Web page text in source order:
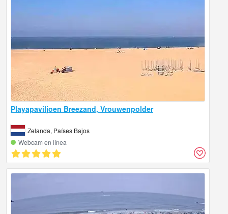
Playapaviljoen Breezand, Vrouwenpolder
Zelanda, Países Bajos
Webcam en línea